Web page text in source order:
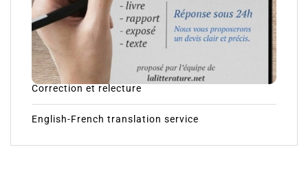
Correction et relecture
English-French translation service